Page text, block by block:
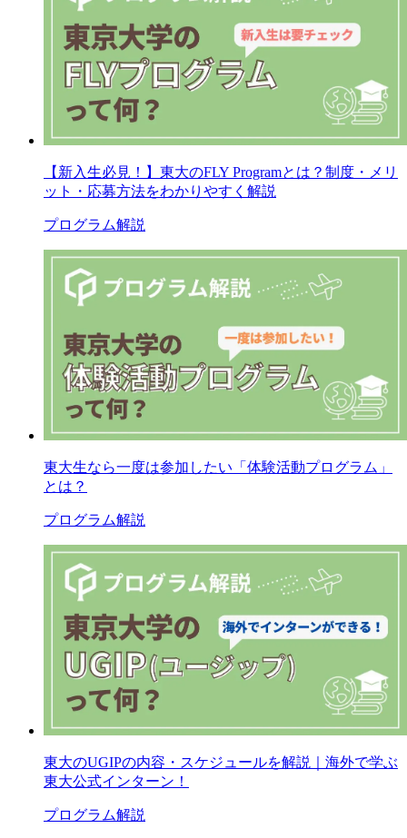
【新入生必見！】東大のFLY Programとは？制度・メリ
ット・応募方法をわかりやすく解説
プログラム解説
東大生なら一度は参加したい「体験活動プログラム」
とは？
プログラム解説
東大のUGIPの内容・スケジュールを解説｜海外で学ぶ
東大公式インターン！
プログラム解説